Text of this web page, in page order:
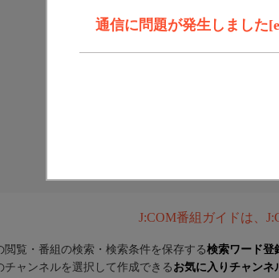
通信に問題が発生しました
J:COM番組ガイドは、
閲覧・番組の検索・検索条件を保存する検索ワード登
チャンネルを選択して作成できる お気に入りチャンネ